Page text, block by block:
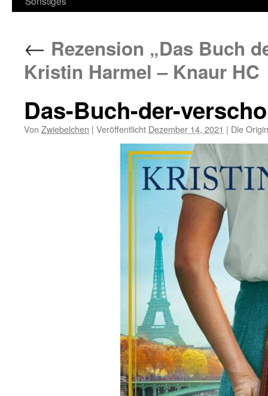
← Rezension „Das Buch
Kristin Harmel – Knaur HC
Das-Buch-der-
Von Zwiebelchen | Veröffentlicht Dezember 14, 2021 | Die